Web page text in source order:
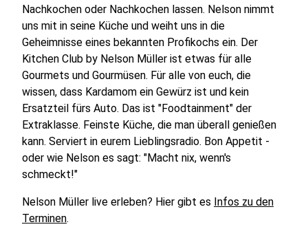
Nachkochen oder Nachkochen lassen. Nelson nimmt
uns mit in seine Küche und weiht uns in die
Geheimnisse eines bekannten Profikochs ein. Der
Kitchen Club by Nelson Müller ist etwas für alle
Gourmets und Gourmüsen. Für alle von euch, die
wissen, dass Kardamom ein Gewürz ist und kein
Ersatzteil fürs Auto. Das ist "Foodtainment" der
Extraklasse. Feinste Küche, die man überall genießen
kann. Serviert in eurem Lieblingsradio. Bon Appetit -
oder wie Nelson es sagt: "Macht nix, wenn's
schmeckt!"
Nelson Müller live erleben? Hier gibt es Infos zu den
Terminen.